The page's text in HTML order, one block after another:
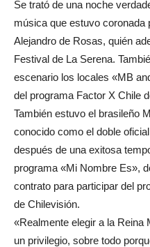
Se trató de una noche
música que estuvo coronada
Alejandro de Rosas, quién
Festival de La Serena.
escenario los locales «MB
del programa Factor X Chile
También estuvo el brasileño
conocido como el doble
después de una exitosa
programa «Mi Nombre Es»,
contrato para participar del
de Chilevisión.
«Realmente elegir a la Reina
un privilegio, sobre todo